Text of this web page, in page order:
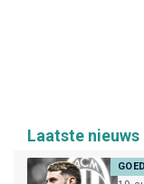
Laatste nieuws